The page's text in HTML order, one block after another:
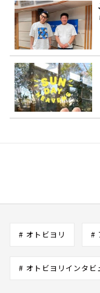
# オトビヨリ #
# オトビヨリインタビ